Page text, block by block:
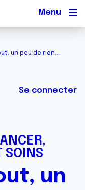
un peu de rien...
Se connecter
SOINS
un